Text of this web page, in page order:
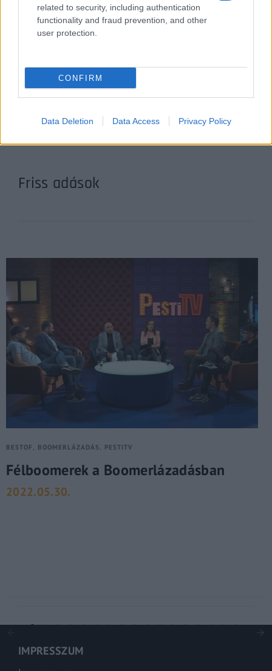
related to security, including authentication
functionality and fraud prevention, and other
user protection.
CONFIRM
Data Deletion Data Access Privacy Policy
LinkedIn
Email
Friss adások
BESTOF BOOMERLÁZADÁS PESTITV
Félboomerek a Boomerlázadásban
2022.05.30.
IMPRESSZUM